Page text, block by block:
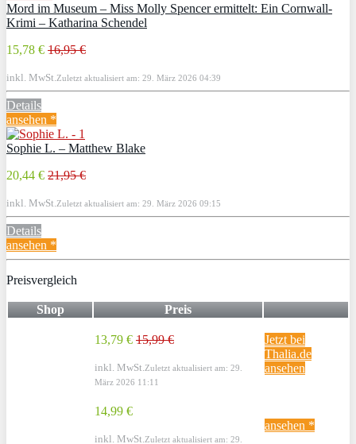
Mord im Museum – Miss Molly Spencer ermittelt: Ein Cornwall-
Krimi – Katharina Schendel
15,78 € 16,95 €
inkl. MwSt. Zuletzt aktualisiert am: 29. März 2026 04:39
Details
ansehen *
Sophie L. – Matthew Blake
20,44 € 21,95 €
inkl. MwSt. Zuletzt aktualisiert am: 29. März 2026 09:15
Details
ansehen *
Preisvergleich
Shop Preis
13,79 € 15,99 €
inkl. MwSt. Zuletzt aktualisiert am: 29.
März 2026 11:11
Jetzt bei
Thalia.de
ansehen
14,99 €
inkl. MwSt. Zuletzt aktualisiert am: 29.
ansehen *